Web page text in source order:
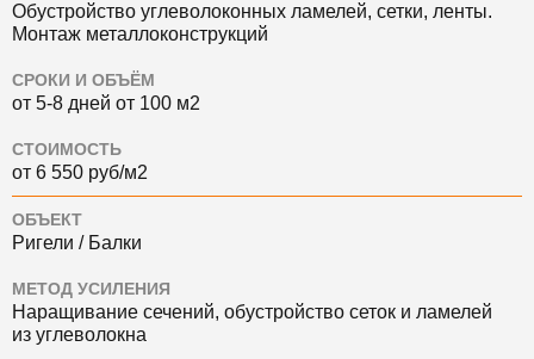
Обустройство углеволоконных ламелей, сетки, ленты.
Монтаж металлоконструкций
СРОКИ И ОБЪЁМ
от 5-8 дней от 100 м2
СТОИМОСТЬ
от 6 550 руб/м2
ОБЪЕКТ
Ригели / Балки
МЕТОД УСИЛЕНИЯ
Наращивание сечений, обустройство сеток и ламелей
из углеволокна